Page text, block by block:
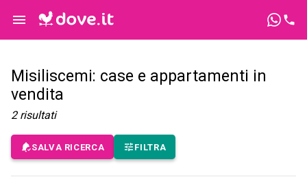
Misiliscemi: case e appartamenti in
vendita
2 risultati
SALVA RICERCA FILTRA